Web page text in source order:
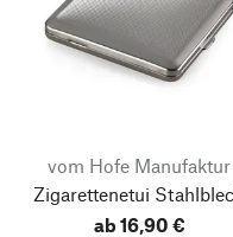
vom Hofe Manufaktur
Zigarettenetui
ab 16,90 €